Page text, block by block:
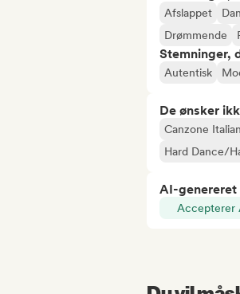
Afslappet
Drømmende
Stemninger,
Autentisk
De ønsker
Canzone
Hard Dance/
AI-genereret
Accepterer